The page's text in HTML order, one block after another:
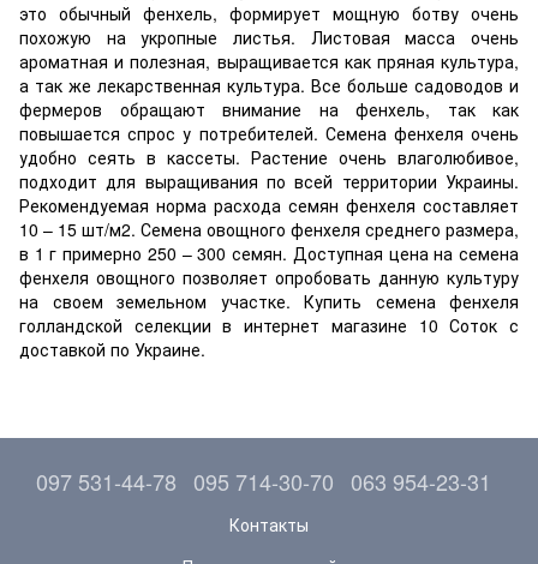
это обычный фенхель, формирует мощную ботву очень
похожую на укропные листья. Листовая масса очень
ароматная и полезная, выращивается как пряная культура,
а так же лекарственная культура. Все больше садоводов и
фермеров обращают внимание на фенхель, так как
повышается спрос у потребителей. Семена фенхеля очень
удобно сеять в кассеты. Растение очень влаголюбивое,
подходит для выращивания по всей территории Украины.
Рекомендуемая норма расхода семян фенхеля составляет
10 – 15 шт/м2. Семена овощного фенхеля среднего размера,
в 1 г примерно 250 – 300 семян. Доступная цена на семена
фенхеля овощного позволяет опробовать данную культуру
на своем земельном участке. Купить семена фенхеля
голландской селекции в интернет магазине 10 Соток с
доставкой по Украине.
097 531-44-78 095 714-30-70 063 954-23-31
Контакты